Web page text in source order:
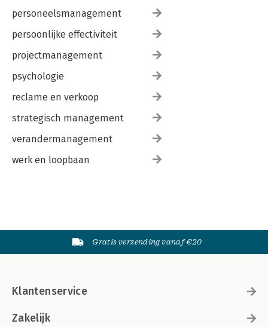
personeelsmanagement
persoonlijke effectiviteit
projectmanagement
psychologie
reclame en verkoop
strategisch management
verandermanagement
werk en loopbaan
Gratis verzending vanaf €20
Klantenservice
Zakelijk